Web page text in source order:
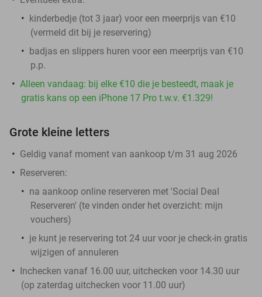
kinderbedje (tot 3 jaar) voor een meerprijs van €10
(vermeld dit bij je reservering)
badjas en slippers huren voor een meerprijs van €10
p.p.
Alleen vandaag: bij elke €10 die je besteedt, maak je
gratis kans op een iPhone 17 Pro t.w.v. €1.329!
Grote kleine letters
Geldig vanaf moment van aankoop t/m 31 aug 2026
Reserveren:
na aankoop online reserveren met 'Social Deal
Reserveren' (te vinden onder het overzicht: mijn
vouchers)
je kunt je reservering tot 24 uur voor je check-in gratis
wijzigen of annuleren
Inchecken vanaf 16.00 uur, uitchecken voor 14.30 uur
(op zaterdag uitchecken voor 11.00 uur)